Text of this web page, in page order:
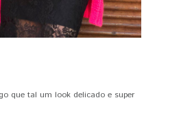
que tal um look delicado e super